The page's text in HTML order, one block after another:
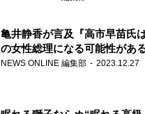
亀井静香が言及『高市早苗氏
の女性総理になる可能性がある
NEWS ONLINE 編集部 2023.12.27